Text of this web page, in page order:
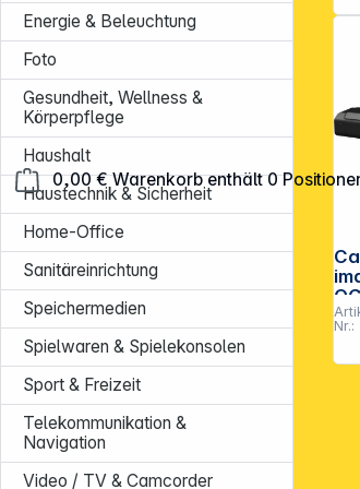
0,00 € Warenkorb enthält 0
Energie & Beleuchtung
Foto
Gesundheit, Wellness &
Körperpflege
Haushalt
Haustechnik & Sicherheit
Home-Office
Sanitäreinrichtung
Speichermedien
Spielwaren & Spielekonsolen
Sport & Freizeit
Telekommunikation &
Navigation
Video / TV & Camcorder
Nr.: